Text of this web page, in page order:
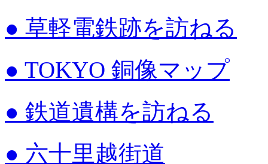
● 草軽電鉄跡を訪ねる
● TOKYO 銅像マップ
● 鉄道遺構を訪ねる
● 六十里越街道